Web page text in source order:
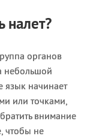
налет?
органов
небольшой
язык начинает
или точками,
внимание
чтобы не